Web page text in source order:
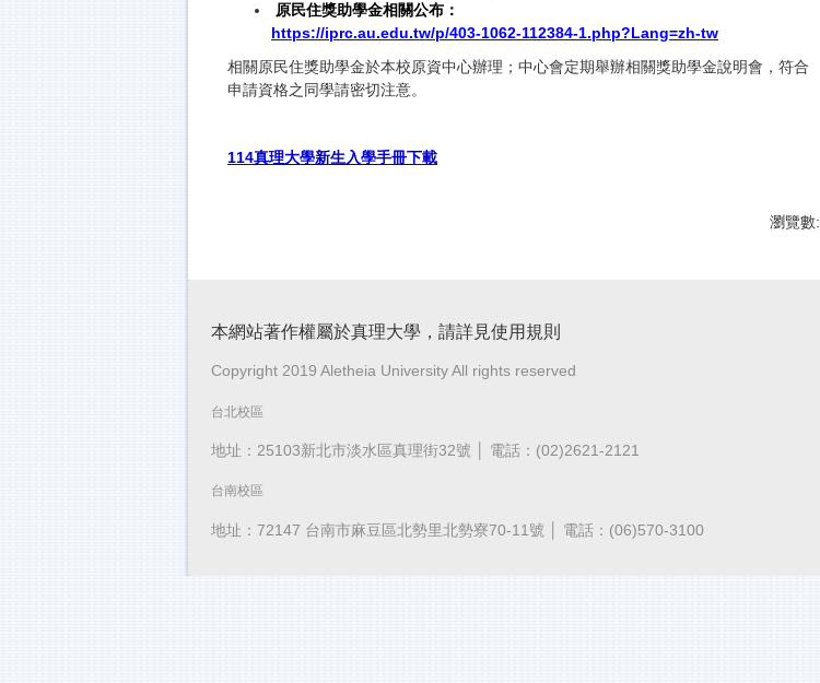
原民住獎助學金相關公布：
https://iprc.au.edu.tw/p/403-1062-112384-1.php?Lang=zh-tw
相關原民住獎助學金於本校原資中心辦理；中心會定期舉辦相關獎助學金說明會，符合
申請資格之同學請密切注意。
114真理大學新生入學手冊下載
瀏覽數:
本網站著作權屬於真理大學，請詳見使用規則
Copyright 2019 Aletheia University All rights reserved
台北校區
地址：25103新北市淡水區真理街32號 │ 電話：(02)2621-2121
台南校區
地址：72147 台南市麻豆區北勢里北勢寮70-11號 │ 電話：(06)570-3100